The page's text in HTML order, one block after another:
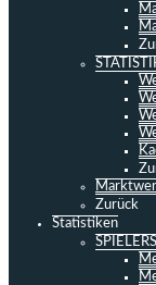
Zurück
Statistiken